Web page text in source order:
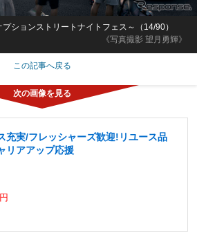
《写真撮影 望月勇輝》
ションストリートナイトフェス～（14/90）
この記事へ戻る
充実/フレッシャーズ歓迎!リユース品
リアアップ応援